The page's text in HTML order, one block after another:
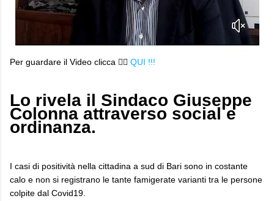
Per guardare il Video clicca 👉🏻 QUI !!!
Lo rivela il Sindaco Giuseppe
Colonna attraverso social e
ordinanza.
I casi di positività nella cittadina a sud di Bari sono in costante
calo e non si registrano le tante famigerate varianti tra le persone
colpite dal Covid19.